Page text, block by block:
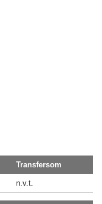
Transfersom
n.v.t.